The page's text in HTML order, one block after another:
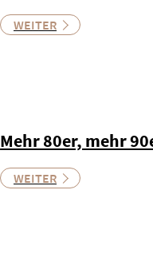
WEITER
Mehr 80er, mehr
WEITER